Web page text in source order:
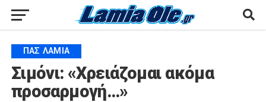
ΠΑΣ ΛΑΜΊΑ
Σιμόνι: «Χρειάζομαι ακόμα
προσαρμογή…»